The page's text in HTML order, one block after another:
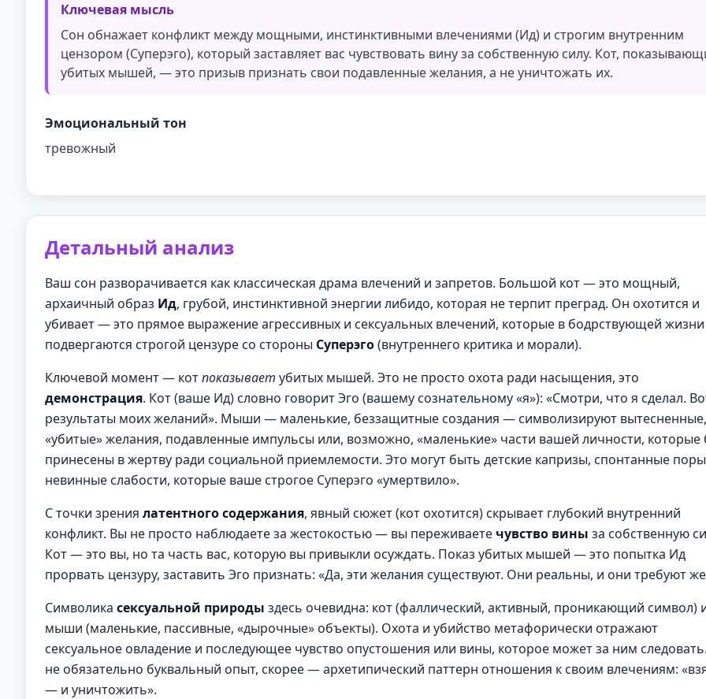
Ключевая мысль
Сон обнажает конфликт между мощными, инстинктивными влечениями (Ид) и строгим внутренним
цензором (Суперэго), который заставляет вас чувствовать вину за собственную силу. Кот,
убитых мышей, — это призыв признать свои подавленные желания, а не уничтожать их.
Эмоциональный тон
тревожный
Детальный анализ
Ваш сон разворачивается как классическая драма влечений и запретов. Большой кот — это мощный,
архаичный образ Ид, грубой, инстинктивной энергии либидо, которая не терпит преград. Он охотится и
убивает — это прямое выражение агрессивных и сексуальных влечений, которые в бодрствующей жизни
подвергаются строгой цензуре со стороны Суперэго(внутреннего критика и морали).
Ключевой момент — котпоказывает убитых мышей. Это не просто охота ради насыщения, это
демонстрация. Кот (ваше Ид) словно говорит Эго (вашему сознательному «я»): «Смотри, что я сделал.
результаты моих желаний». Мыши — маленькие, беззащитные создания — символизируют вытесненные,
«убитые» желания, подавленные импульсы или, возможно, «маленькие» части вашей личности, которые
принесены в жертву ради социальной приемлемости. Это могут быть детские капризы, спонтанные
невинные слабости, которые ваше строгое Суперэго «умертвило».
С точки зрения латентного содержания, явный сюжет (кот охотится) скрывает глубокий внутренний
конфликт. Вы не просто наблюдаете за жестокостью — вы переживаете чувство вины за собственную
Кот — это вы, но та часть вас, которую вы привыкли осуждать. Показ убитых мышей — это попытка Ид
прорвать цензуру, заставить Эго признать: «Да, эти желания существуют. Они реальны, и они требуют
Символика сексуальной природы здесь очевидна: кот (фаллический, активный, проникающий символ)
мыши (маленькие, пассивные, «дырочные» объекты). Охота и убийство метафорически отражают
сексуальное овладение и последующее чувство опустошения или вины, которое может за ним
не обязательно буквальный опыт, скорее — архетипический паттерн отношения к своим влечениям:
— и уничтожить».